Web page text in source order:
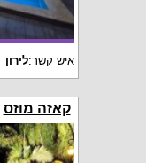
איש קשר:לירון
קאזה מוזס